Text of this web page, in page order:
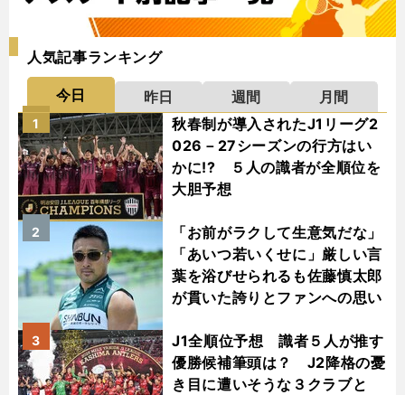
人気記事ランキング
今日 昨日 週間
月間
秋春制が導入されたJ1リーグ2
026－27シーズンの行方はい
かに!? ５人の識者が全順位を
大胆予想
1
「お前がラクして生意気だな」
「あいつ若いくせに」厳しい言
葉を浴びせられるも佐藤慎太郎
が貫いた誇りとファンへの思い
2
J1全順位予想 識者５人が推す
優勝候補筆頭は？ J2降格の憂
き目に遭いそうな３クラブと
3